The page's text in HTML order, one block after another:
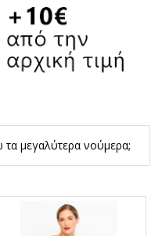
τα μεγαλύτερα νούμερα;